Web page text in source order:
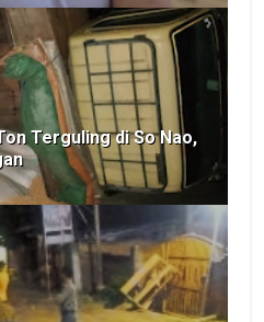
Terguling di So Nao,